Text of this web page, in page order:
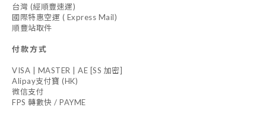
台灣 (經順豐速運)
國際特惠空運 ( Express Mail)
順豐站取件
付款方式
VISA | MASTER | AE [SS 加密]
Alipay支付寶 (HK)
微信支付
FPS 轉數快 / PAYME